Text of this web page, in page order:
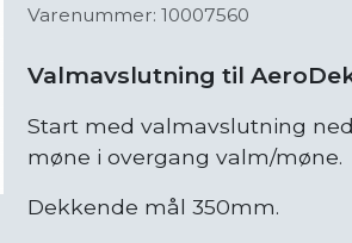
Varenummer: 10007560
Valmavslutning til
Start med valmavslutning
møne i overgang valm/møne.
Dekkende mål 350mm.